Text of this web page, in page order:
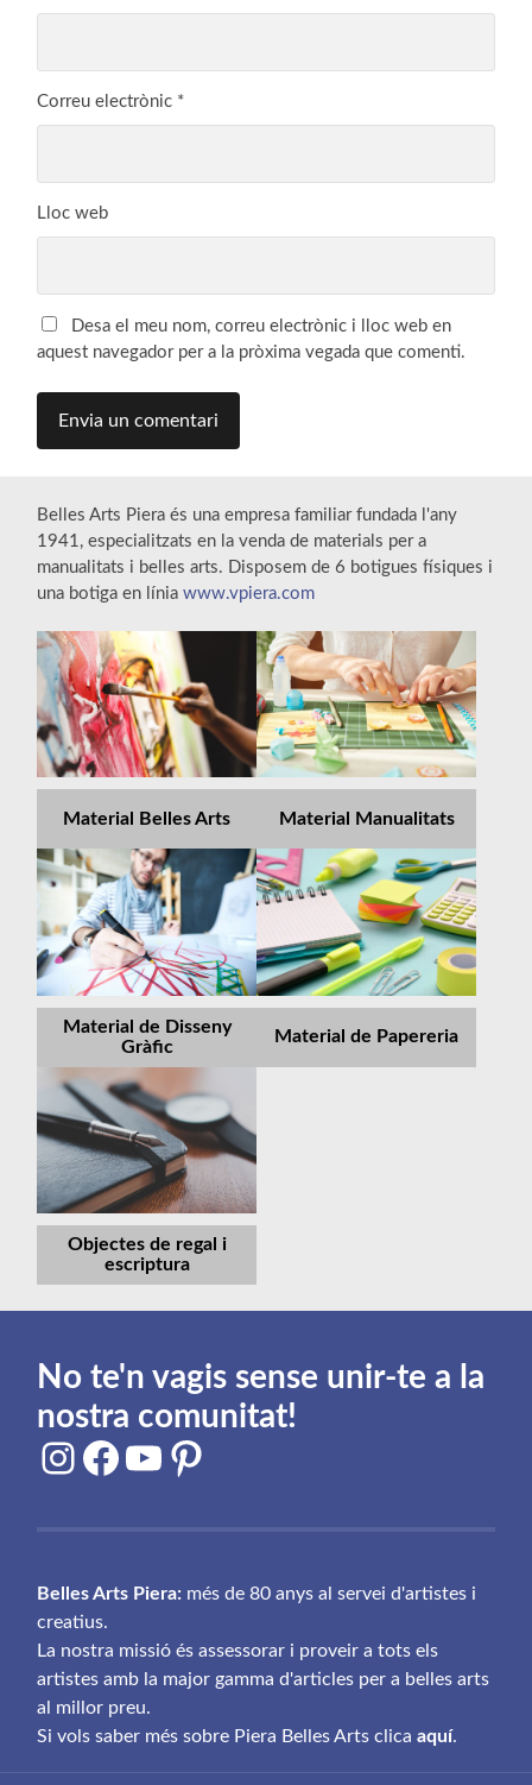
Correu electrònic *
Lloc web
Desa el meu nom, correu electrònic i lloc web en
aquest navegador per a la pròxima vegada que comenti.
Belles Arts Piera és una empresa familiar fundada l'any
1941, especialitzats en la venda de materials per a
manualitats i belles arts. Disposem de 6 botigues físiques i
una botiga en líniawww.vpiera.com
Material Belles Arts Material Manualitats
Material de Disseny
Gràfic
Material de Papereria
Objectes de regal i
escriptura
No te'n vagis sense unir-te a la
nostra comunitat!
Instagram
Facebook
YouTube
Pinterest
Belles Arts Piera: més de 80 anys al servei d'artistes i
creatius.
La nostra missió és assessorar i proveir a tots els
artistes amb la major gamma d'articles per a belles arts
al millor preu.
Si vols saber més sobre Piera Belles Arts clicaaquí.